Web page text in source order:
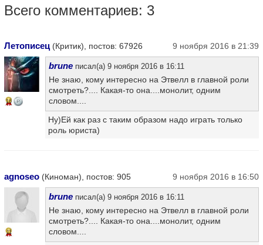
Всего комментариев: 3
Летописец (Критик), постов: 67926 9 ноября 2016 в 21:39
16
brune писал(а) 9 ноября 2016 в 16:11
Не знаю, кому интересно на Этвелл в главной роли
смотреть?.... Какая-то она....монолит, одним
словом....
Ну)Ей как раз с таким образом надо играть только
роль юриста)
agnoseo (Киноман), постов: 905 9 ноября 2016 в 16:50
11
brune писал(а) 9 ноября 2016 в 16:11
Не знаю, кому интересно на Этвелл в главной роли
смотреть?.... Какая-то она....монолит, одним
словом....